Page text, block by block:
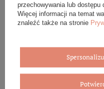
OPINIE (0)
przechowywania lub dostępu
Więcej informacji na temat
znaleźć także na stronie